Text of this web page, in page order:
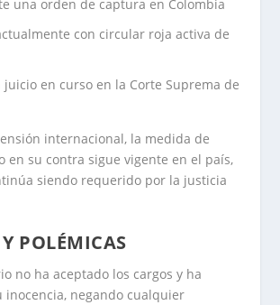
una orden de captura en Colombia
con circular roja activa de
en curso en la Corte Suprema de
internacional, la medida de
en su contra sigue vigente en el país,
siendo requerido por la justicia
POLÉMICAS
no ha aceptado los cargos y ha
inocencia, negando cualquier